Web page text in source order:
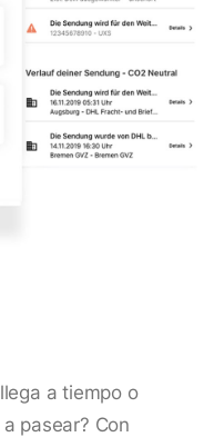
a tiempo o
pasear? Con